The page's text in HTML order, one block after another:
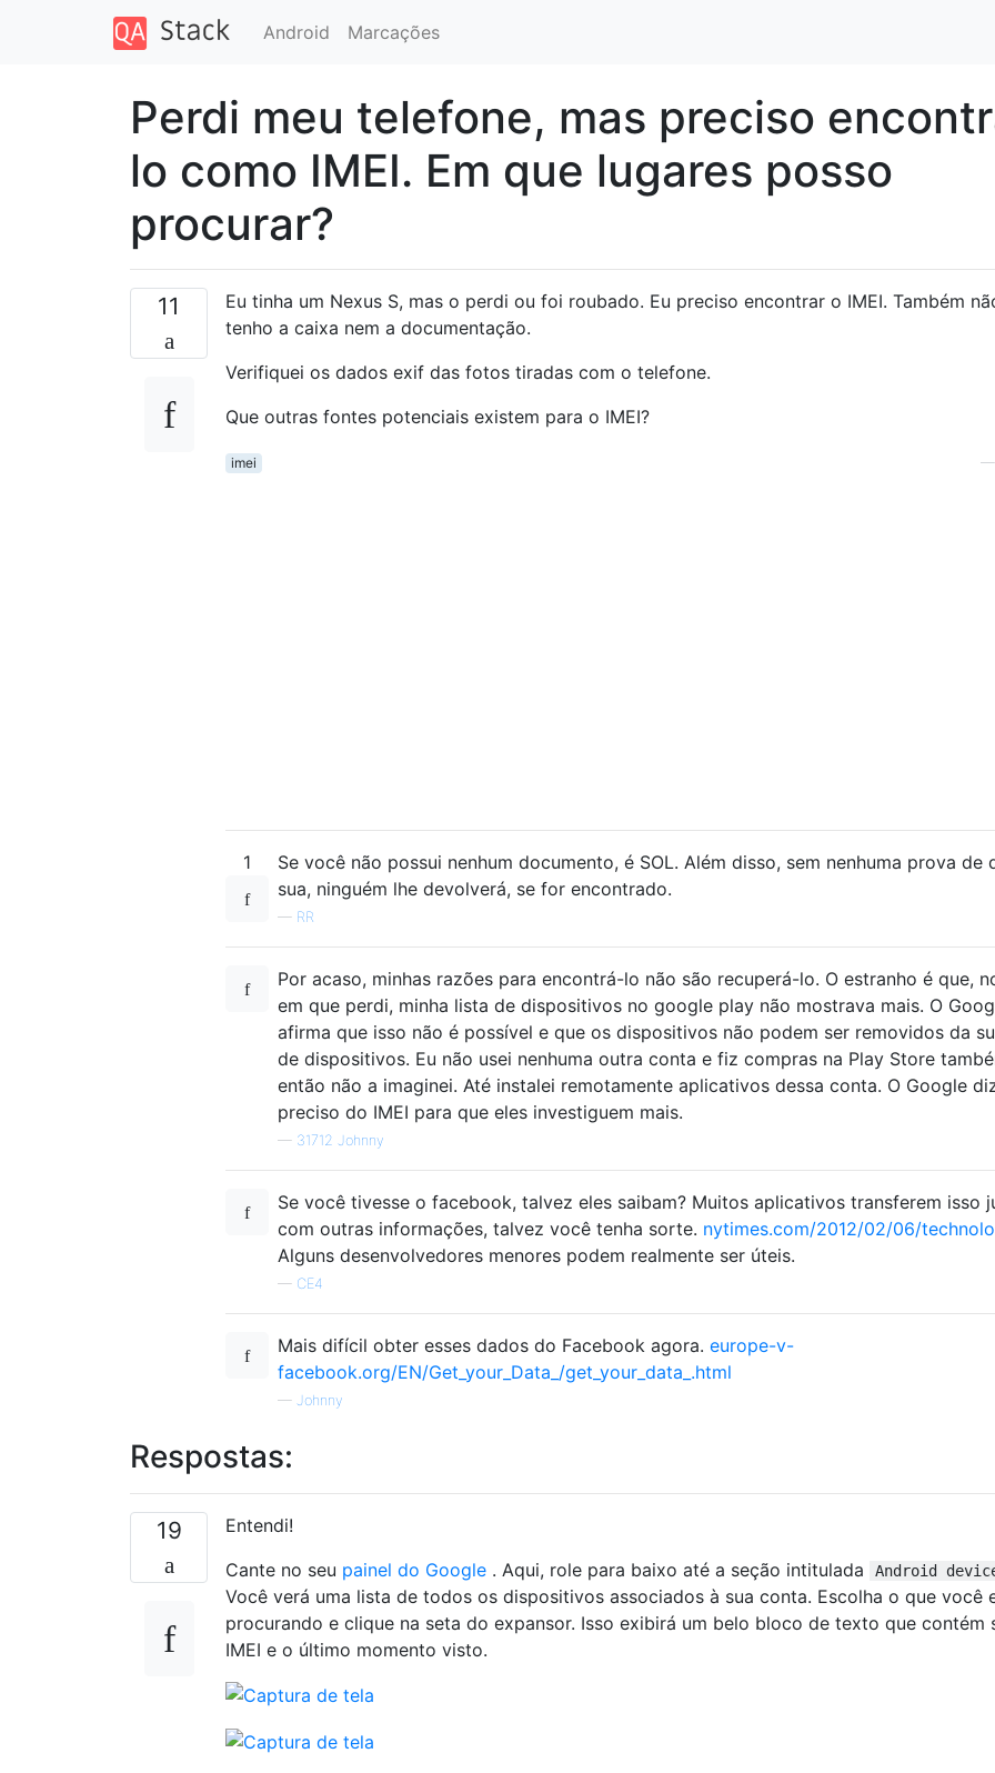
Android Marcações
Perdi meu telefone, mas preciso
lo como IMEI. Em que lugares posso
procurar?
11
Eu tinha um Nexus S, mas o perdi ou foi roubado. Eu preciso encontrar o IMEI. Também
tenho a caixa nem a documentação.
Verifiquei os dados exif das fotos tiradas com o telefone.
Que outras fontes potenciais existem para o IMEI?
imei —
1
Se você não possui nenhum documento, é SOL. Além disso, sem nenhuma prova de
sua, ninguém lhe devolverá, se for encontrado.
— RR
Por acaso, minhas razões para encontrá-lo não são recuperá-lo. O estranho é que,
em que perdi, minha lista de dispositivos no google play não mostrava mais. O
afirma que isso não é possível e que os dispositivos não podem ser removidos da
de dispositivos. Eu não usei nenhuma outra conta e fiz compras na Play Store
então não a imaginei. Até instalei remotamente aplicativos dessa conta. O Google
preciso do IMEI para que eles investiguem mais.
— 31712 Johnny
Se você tivesse o facebook, talvez eles saibam? Muitos aplicativos transferem isso
com outras informações, talvez você tenha sorte. nytimes.com/2012/02/06/
Alguns desenvolvedores menores podem realmente ser úteis.
— CE4
Mais difícil obter esses dados do Facebook agora. europe-v-
facebook.org/EN/Get_your_Data_/get_your_data_.html
— Johnny
Respostas:
19
Entendi!
Cante no seu painel do Google . Aqui, role para baixo até a seção intitulada Android
Você verá uma lista de todos os dispositivos associados à sua conta. Escolha o que você
procurando e clique na seta do expansor. Isso exibirá um belo bloco de texto que contém
IMEI e o último momento visto.